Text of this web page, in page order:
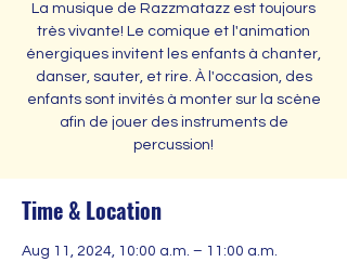
La musique de Razzmatazz est toujours
très vivante! Le comique et l'animation
énergiques invitent les enfants à chanter,
danser, sauter, et rire. À l'occasion, des
enfants sont invités à monter sur la scène
afin de jouer des instruments de
percussion!
Time & Location
Aug 11, 2024, 10:00 a.m. – 11:00 a.m.